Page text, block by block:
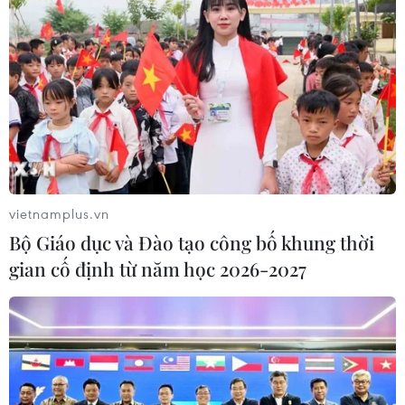
EU tuyên bố vượt qua “phép thử” an
ninh biên giới sau khủng hoảng
Ceuta
05/08/2026 00:37
Nga và Ukraine tiếp tục tấn
công qua lại, thương vong không
ngừng gia tăng
04/08/2026 15:54
Pháp ghi nhận tháng 7 nóng nhất
trong lịch sử
04/08/2026 15:17
vietnamplus.vn
Bộ Giáo dục và Đào tạo công bố khung thời
gian cố định từ năm học 2026-2027